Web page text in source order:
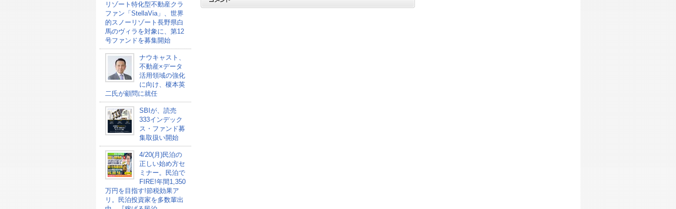
リゾート特化型不動産クラ
ファン「StellaVia」、世界
的スノーリゾート長野県白
馬のヴィラを対象に、第12
号ファンドを募集開始
ナウキャスト、
不動産×データ
活用領域の強化
に向け、榎本英
二氏が顧問に就任
SBIが、読売
333インデック
ス・ファンド募
集取扱い開始
4/20(月)民泊の
正しい始め方セ
ミナー。民泊で
FIRE!年間1,350
万円を目指す!節税効果ア
リ。民泊投資家を多数輩出